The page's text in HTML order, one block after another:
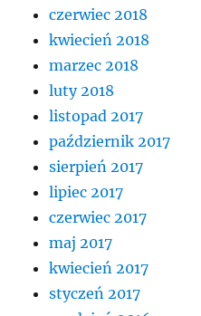
czerwiec 2018
kwiecień 2018
marzec 2018
luty 2018
listopad 2017
październik 2017
sierpień 2017
lipiec 2017
czerwiec 2017
maj 2017
kwiecień 2017
styczeń 2017